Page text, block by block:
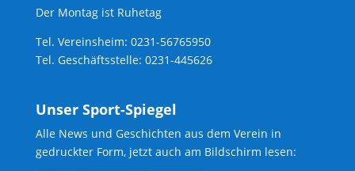
Der Montag ist Ruhetag
Tel. Vereinsheim: 0231-56765950
Tel. Geschäftsstelle: 0231-445626
Unser Sport-Spiegel
Alle News und Geschichten aus dem Verein in
gedruckter Form, jetzt auch am Bildschirm lesen: